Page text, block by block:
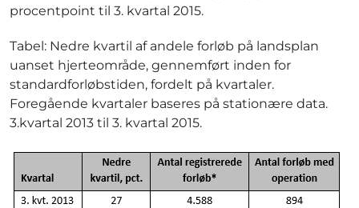
procentpoint til 3. kvartal 2015.
Tabel: Nedre kvartil af andele forløb på landsplan
uanset hjerteområde, gennemført inden for
standardforløbstiden, fordelt på kvartaler.
Foregående kvartaler baseres på stationære data.
3.kvartal 2013 til 3. kvartal 2015.